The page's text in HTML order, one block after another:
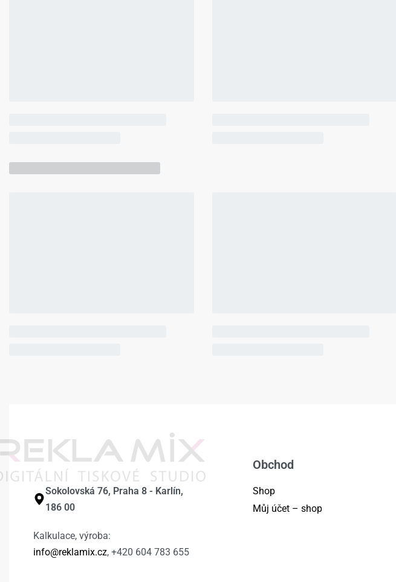
Sokolovská 76, Praha 8 - Karlín,
186 00
Kalkulace, výroba:
info@reklamix.cz, +420 604 783 655
Obchod
Shop
Můj účet – shop